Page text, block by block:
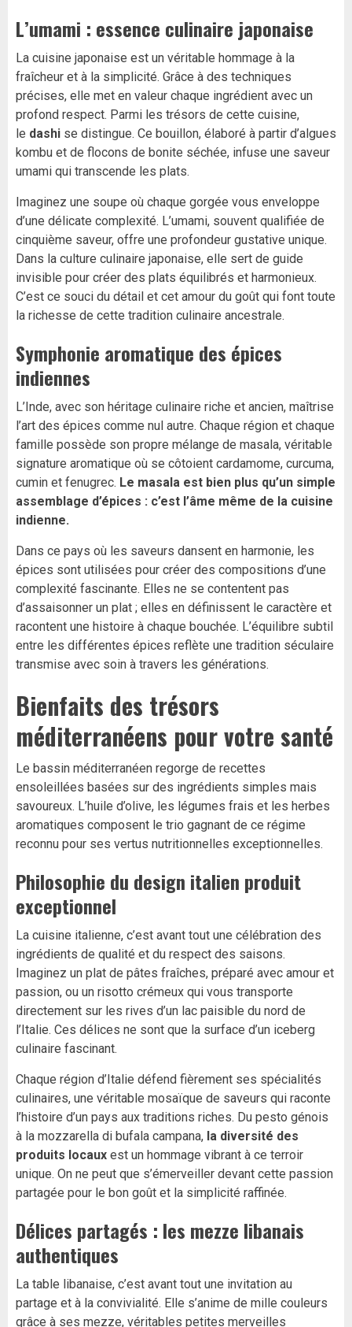
L’umami : essence culinaire japonaise
La cuisine japonaise est un véritable hommage à la
fraîcheur et à la simplicité. Grâce à des techniques
précises, elle met en valeur chaque ingrédient avec un
profond respect. Parmi les trésors de cette cuisine,
le dashi se distingue. Ce bouillon, élaboré à partir d’algues
kombu et de flocons de bonite séchée, infuse une saveur
umami qui transcende les plats.
Imaginez une soupe où chaque gorgée vous enveloppe
d’une délicate complexité. L’umami, souvent qualifiée de
cinquième saveur, offre une profondeur gustative unique.
Dans la culture culinaire japonaise, elle sert de guide
invisible pour créer des plats équilibrés et harmonieux.
C’est ce souci du détail et cet amour du goût qui font toute
la richesse de cette tradition culinaire ancestrale.
Symphonie aromatique des épices
indiennes
L’Inde, avec son héritage culinaire riche et ancien, maîtrise
l’art des épices comme nul autre. Chaque région et chaque
famille possède son propre mélange de masala, véritable
signature aromatique où se côtoient cardamome, curcuma,
cumin et fenugrec. Le masala est bien plus qu’un simple
assemblage d’épices : c’est l’âme même de la cuisine
indienne.
Dans ce pays où les saveurs dansent en harmonie, les
épices sont utilisées pour créer des compositions d’une
complexité fascinante. Elles ne se contentent pas
d’assaisonner un plat ; elles en définissent le caractère et
racontent une histoire à chaque bouchée. L’équilibre subtil
entre les différentes épices reflète une tradition séculaire
transmise avec soin à travers les générations.
Bienfaits des trésors
méditerranéens pour votre santé
Le bassin méditerranéen regorge de recettes
ensoleillées basées sur des ingrédients simples mais
savoureux. L’huile d’olive, les légumes frais et les herbes
aromatiques composent le trio gagnant de ce régime
reconnu pour ses vertus nutritionnelles exceptionnelles.
Philosophie du design italien produit
exceptionnel
La cuisine italienne, c’est avant tout une célébration des
ingrédients de qualité et du respect des saisons.
Imaginez un plat de pâtes fraîches, préparé avec amour et
passion, ou un risotto crémeux qui vous transporte
directement sur les rives d’un lac paisible du nord de
l’Italie. Ces délices ne sont que la surface d’un iceberg
culinaire fascinant.
Chaque région d’Italie défend fièrement ses spécialités
culinaires, une véritable mosaïque de saveurs qui raconte
l’histoire d’un pays aux traditions riches. Du pesto génois
à la mozzarella di bufala campana, la diversité des
produits locaux est un hommage vibrant à ce terroir
unique. On ne peut que s’émerveiller devant cette passion
partagée pour le bon goût et la simplicité raffinée.
Délices partagés : les mezze libanais
authentiques
La table libanaise, c’est avant tout une invitation au
partage et à la convivialité. Elle s’anime de mille couleurs
grâce à ses mezze, véritables petites merveilles